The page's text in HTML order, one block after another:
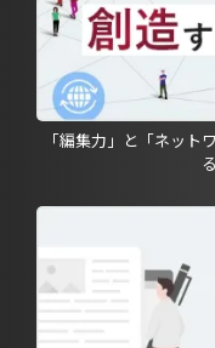
「編集力」と「ネット